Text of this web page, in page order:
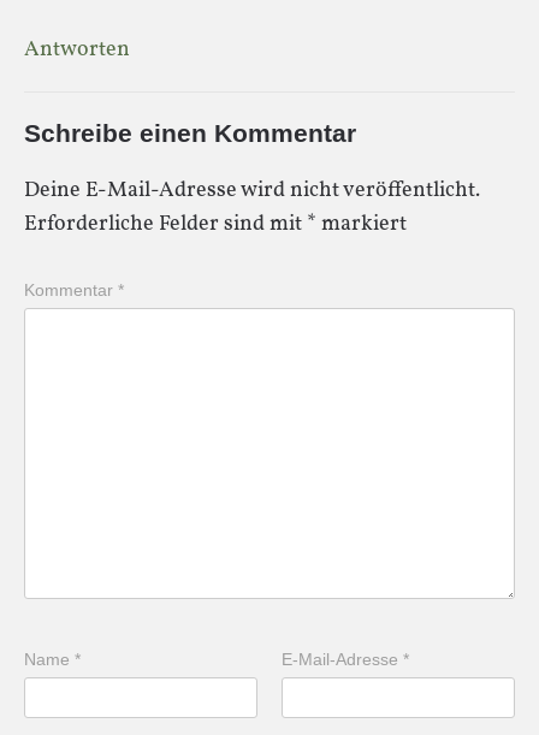
Antworten
Schreibe einen Kommentar
Deine E-Mail-Adresse wird nicht veröffentlicht.
Erforderliche Felder sind mit * markiert
Kommentar *
Name * E-Mail-Adresse*